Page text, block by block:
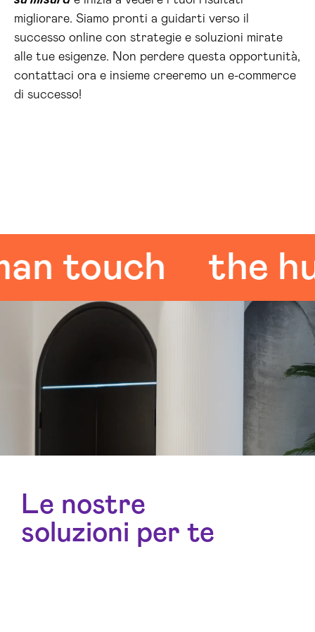
migliorare. Siamo pronti a guidarti verso il
successo online con strategie e soluzioni mirate
alle tue esigenze. Non perdere questa opportunità,
contattaci ora e insieme creeremo un e-commerce
di successo!
the
Le nostre
soluzioni per te